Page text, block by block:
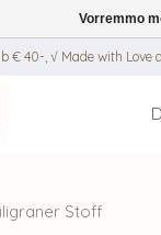
€ 40-, √ Made with
Stoff
Vorremmo